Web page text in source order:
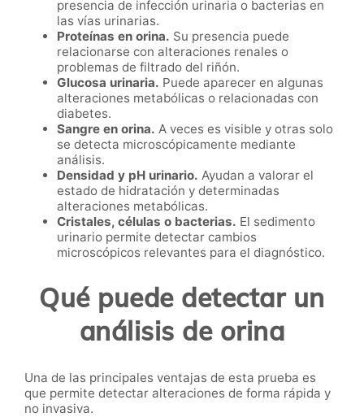
presencia de infección urinaria o bacterias en
las vías urinarias.
Proteínas en orina. Su presencia puede
relacionarse con alteraciones renales o
problemas de filtrado del riñón.
Glucosa urinaria. Puede aparecer en algunas
alteraciones metabólicas o relacionadas con
diabetes.
Sangre en orina. A veces es visible y otras solo
se detecta microscópicamente mediante
análisis.
Densidad y pH urinario. Ayudan a valorar el
estado de hidratación y determinadas
alteraciones metabólicas.
Cristales, células o bacterias. El sedimento
urinario permite detectar cambios
microscópicos relevantes para el diagnóstico.
Qué puede detectar un
análisis de orina
Una de las principales ventajas de esta prueba es
que permite detectar alteraciones de forma rápida y
no invasiva.